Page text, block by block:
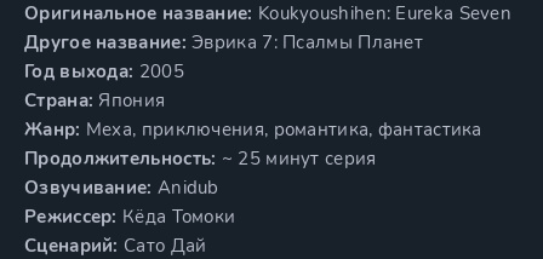
Оригинальное название: Koukyoushihen: Eureka Seven
Другое название: Эврика 7: Псалмы Планет
Год выхода: 2005
Страна: Япония
Жанр: Меха, приключения, романтика, фантастика
Продолжительность: ~ 25 минут серия
Озвучивание: Anidub
Режиссер: Кёда Томоки
Сценарий: Сато Дай